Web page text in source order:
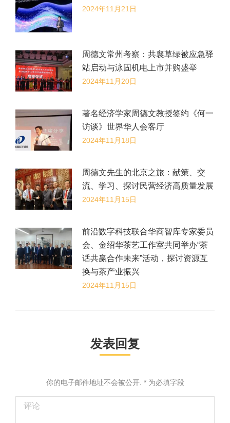
2024年11月21日
周德文常州考察：共襄草绿被应急驿
站启动与泳固机电上市并购盛举
2024年11月20日
著名经济学家周德文教授签约《何一
访谈》世界华人会客厅
2024年11月18日
​周德文先生的北京之旅：献策、交
流、学习、探讨民营经济高质量发展
2024年11月15日
前沿数字科技联合华商智库专家委员
会、金绍华茶艺工作室共同举办“茶
话共赢合作未来”活动，探讨资源互
换与茶产业振兴
2024年11月15日
发表回复
你的电子邮件地址不会被公开. *为必填字段
评论